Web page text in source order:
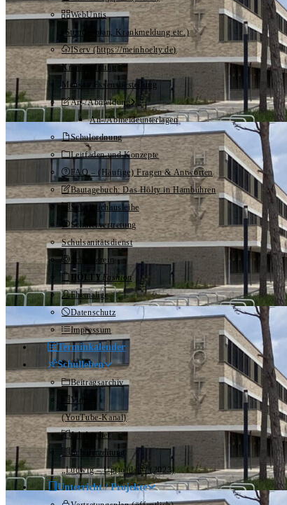
WebUntis
(Stundenplan, Krankmeldung etc.)
IServ (https://meinhoelty.de)
Krankmeldung
Mensa / Essensbestellung
An-/Abmeldung
An-/Abmeldeunterlagen
Schulordnung
Leitfäden und Konzepte
FAQ – (Häufige) Fragen & Antworten
Bautagebuch: Das Hölty in Hambühren
Schulbuchausleihe
Schülervertretung
Schulsanitätsdienst
Schulverein
HÖLTYFashion
Ehemalige
Datenschutz
Impressum
Terminkalender
Schulleben
Beitragsarchiv
Videos
(YouTube-Kanal)
Jahrbücher
Schülerzeitung
„Ludwig – Up(to)date“ (2023)
Unterricht / Projekte